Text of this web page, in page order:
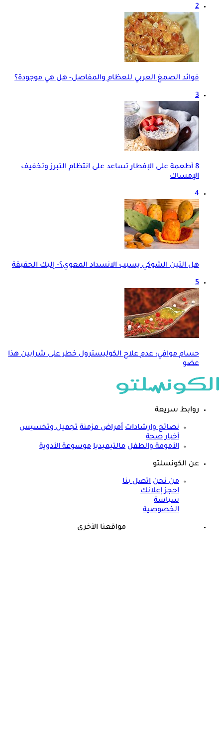
2
فوائد الصمغ العربي للعظام والمفاصل- هل هي موجودة؟
3
8 أطعمة على الإفطار تساعد على انتظام التبرز وتخفيف
الإمساك
4
هل التين الشوكي يسبب الانسداد المعوي؟- إليك الحقيقة
5
حسام موافي: عدم علاج الكوليسترول خطر على شرايين هذا
عضو
روابط سريعة
نصائح وارشادات أمراض مزمنة تجميل وتخسيس
أخبار صحة
الأمومة والطفل مالتيميديا موسوعة الأدوية
عن الكونسلتو
من نحن اتصل بنا
احجز إعلانك
سياسة
الخصوصية
مواقعنا الأخرى